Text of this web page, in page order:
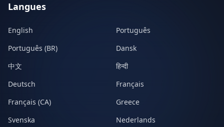
Langues
English
Português
Português (BR)
Dansk
中文
हिन्दी
Deutsch
Français
Français (CA)
Greece
Svenska
Nederlands